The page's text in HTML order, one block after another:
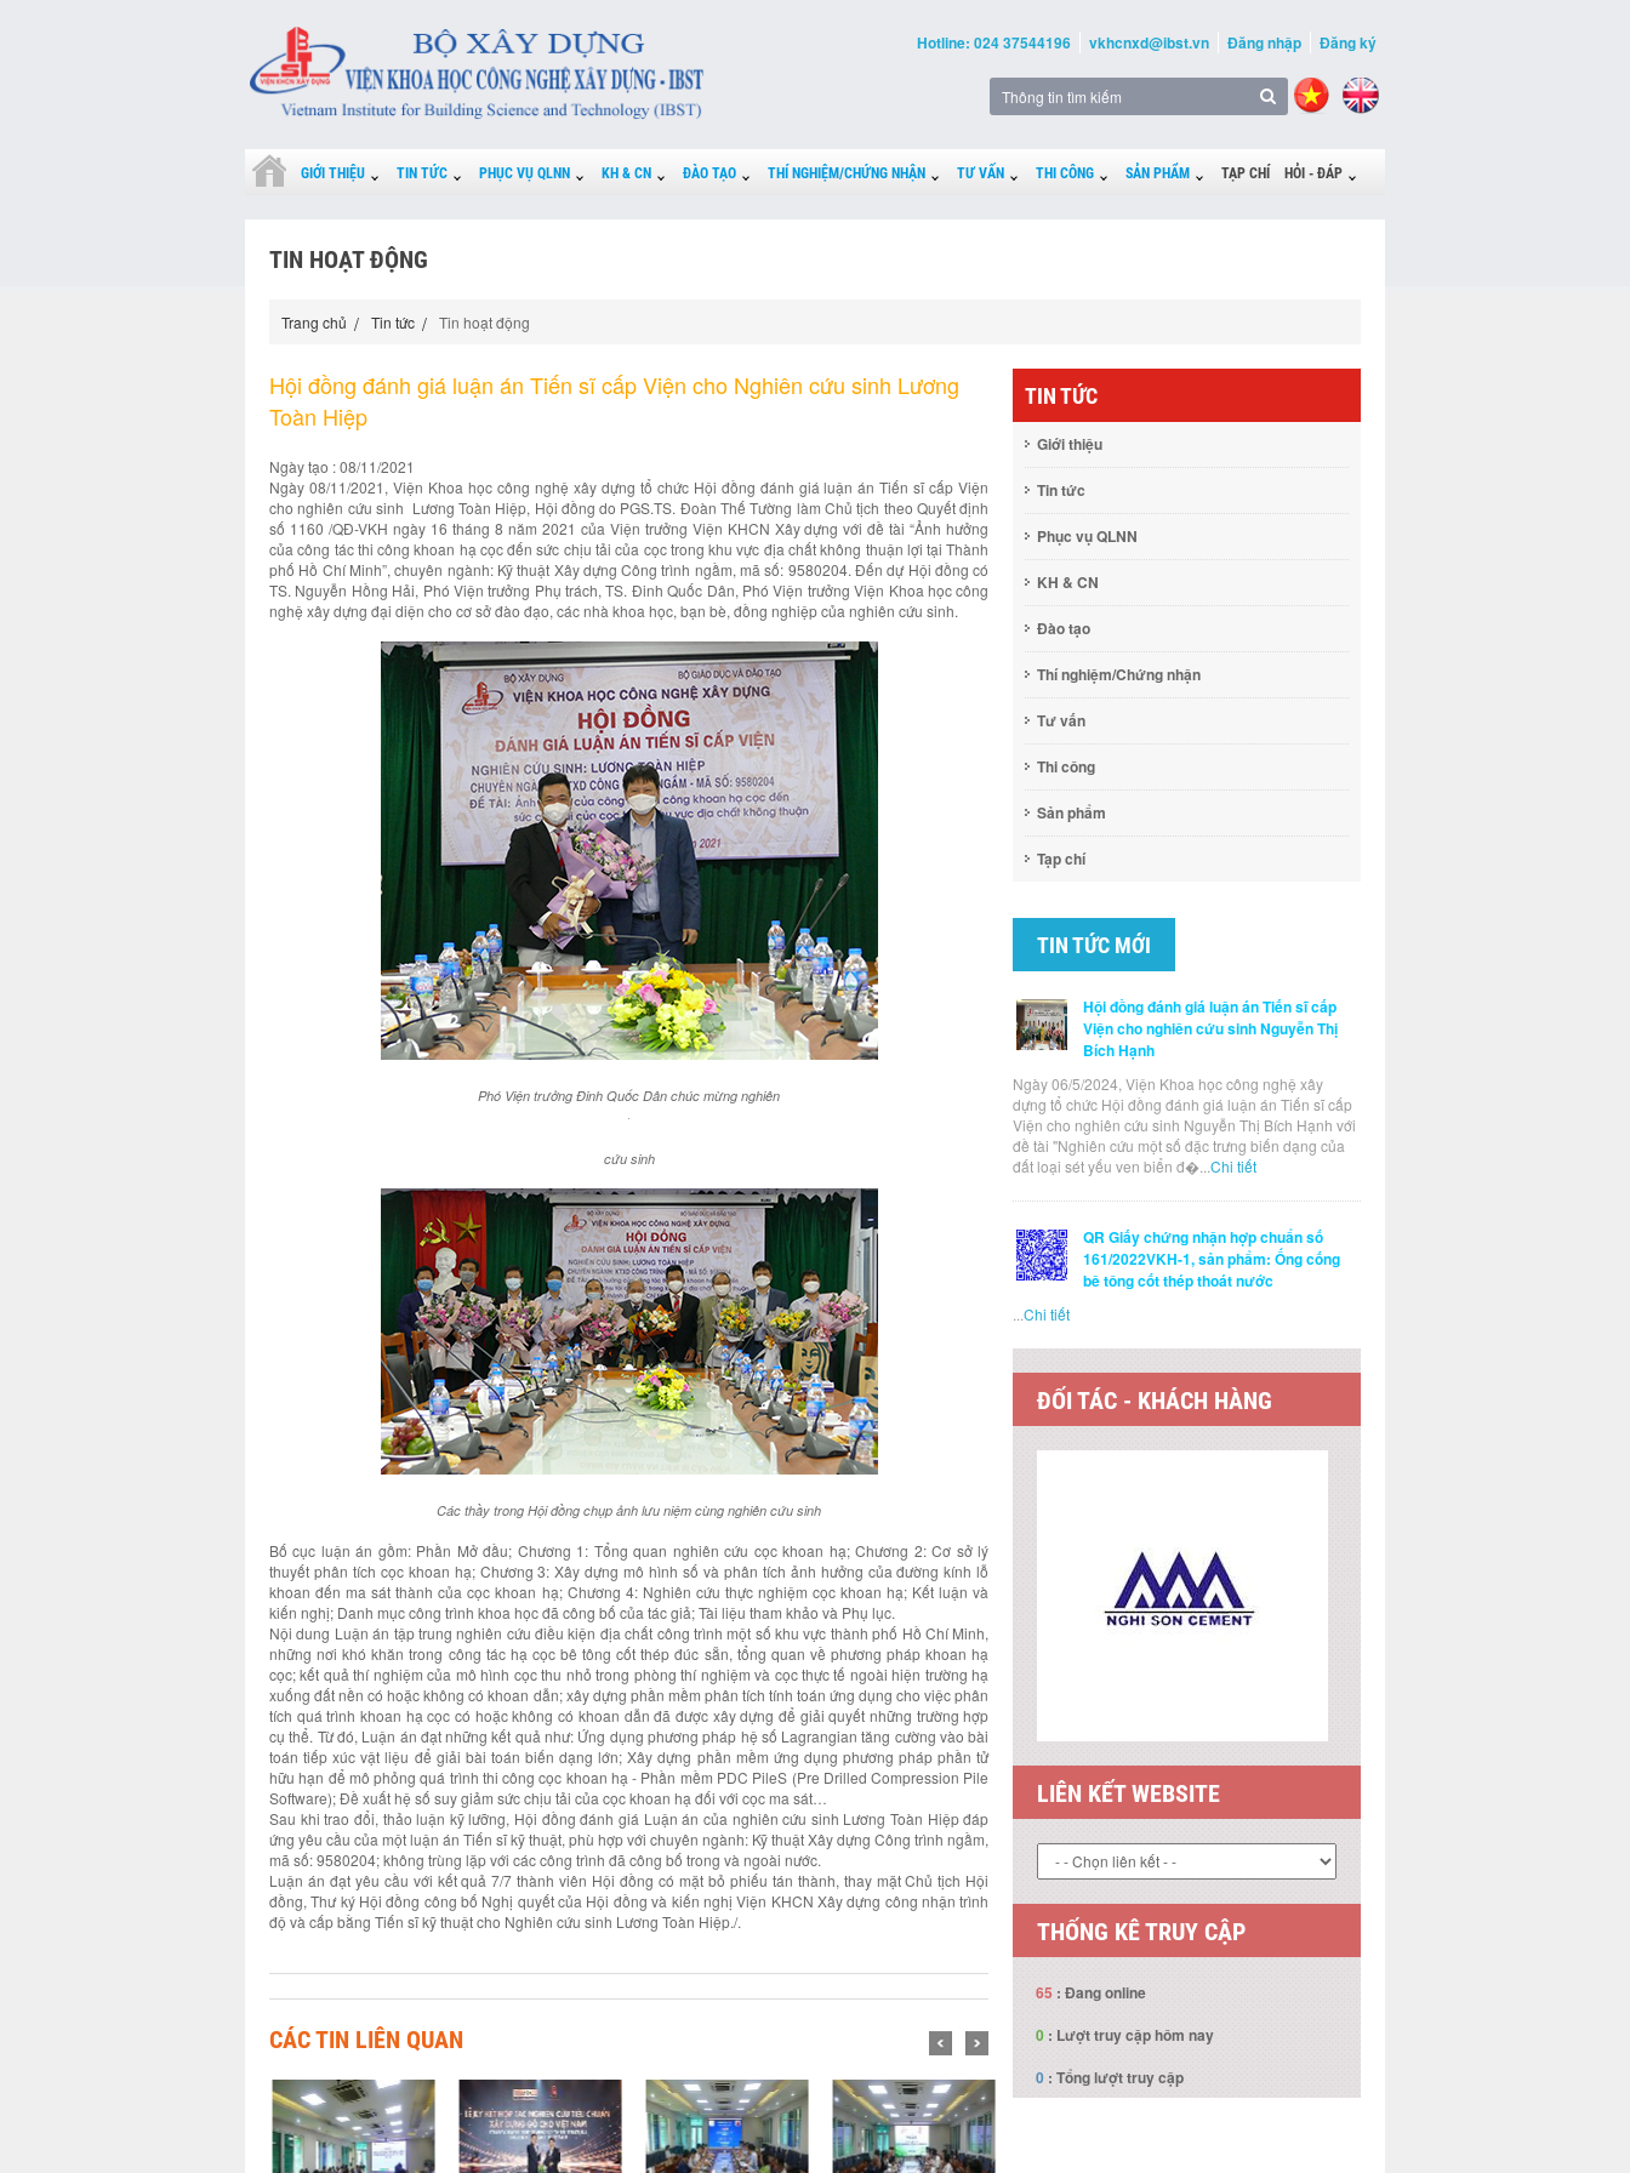
Hotline: 024 37544196 vkhcnxd@ibst.vn Đăng nhập Đăng ký
GIỚI THIỆU TIN TỨC PHỤC VỤ QLNN KH & CN ĐÀO TẠO THÍ NGHIỆM/CHỨNG NHẬN TƯ VẤN THI CÔNG SẢN PHẨM TẠP CHÍ HỎI - ĐÁP
TIN HOẠT ĐỘNG
Trang chủ Tin tức Tin hoạt động
Hội đồng đánh giá luận án Tiến sĩ cấp Viện cho Nghiên cứu sinh Lương
Toàn Hiệp
Ngày tạo : 08/11/2021
Ngày 08/11/2021, Viện Khoa học công nghệ xây dựng tổ chức Hội đồng đánh giá luận án Tiến sĩ cấp Viện
cho nghiên cứu sinh Lương Toàn Hiệp, Hội đồng do PGS.TS. Đoàn Thế Tường làm Chủ tịch theo Quyết định
số 1160 /QĐ-VKH ngày 16 tháng 8 năm 2021 của Viện trưởng Viện KHCN Xây dựng với đề tài “Ảnh hưởng
của công tác thi công khoan hạ cọc đến sức chịu tải của cọc trong khu vực địa chất không thuận lợi tại Thành
phố Hồ Chí Minh”, chuyên ngành: Kỹ thuật Xây dựng Công trình ngầm, mã số: 9580204. Đến dự Hội đồng có
TS. Nguyễn Hồng Hải, Phó Viện trưởng Phụ trách, TS. Đinh Quốc Dân, Phó Viện trưởng Viện Khoa học công
nghệ xây dựng đại diện cho cơ sở đào đạo, các nhà khoa học, bạn bè, đồng nghiệp của nghiên cứu sinh.
Phó Viện trưởng Đinh Quốc Dân chúc mừng nghiên
cứu sinh
Các thầy trong Hội đồng chụp ảnh lưu niệm cùng nghiên cứu sinh
Bố cục luận án gồm: Phần Mở đầu; Chương 1: Tổng quan nghiên cứu cọc khoan hạ; Chương 2: Cơ sở lý
thuyết phân tích cọc khoan hạ; Chương 3: Xây dựng mô hình số và phân tích ảnh hưởng của đường kính lỗ
khoan đến ma sát thành của cọc khoan hạ; Chương 4: Nghiên cứu thực nghiệm cọc khoan hạ; Kết luận và
kiến nghị; Danh mục công trình khoa học đã công bố của tác giả; Tài liệu tham khảo và Phụ lục.
Nội dung Luận án tập trung nghiên cứu điều kiện địa chất công trình một số khu vực thành phố Hồ Chí Minh,
những nơi khó khăn trong công tác hạ cọc bê tông cốt thép đúc sẵn, tổng quan về phương pháp khoan hạ
cọc; kết quả thí nghiệm của mô hình cọc thu nhỏ trong phòng thí nghiệm và cọc thực tế ngoài hiện trường hạ
xuống đất nền có hoặc không có khoan dẫn; xây dựng phần mềm phân tích tính toán ứng dụng cho việc phân
tích quá trình khoan hạ cọc có hoặc không có khoan dẫn đã được xây dựng để giải quyết những trường hợp
cụ thể. Từ đó, Luận án đạt những kết quả như: Ứng dụng phương pháp hệ số Lagrangian tăng cường vào bài
toán tiếp xúc vật liệu để giải bài toán biến dạng lớn; Xây dựng phần mềm ứng dụng phương pháp phần tử
hữu hạn để mô phỏng quá trình thi công cọc khoan hạ - Phần mềm PDC PileS (Pre Drilled Compression Pile
Software); Đề xuất hệ số suy giảm sức chịu tải của cọc khoan hạ đối với cọc ma sát…
Sau khi trao đổi, thảo luận kỹ lưỡng, Hội đồng đánh giá Luận án của nghiên cứu sinh Lương Toàn Hiệp đáp
ứng yêu cầu của một luận án Tiến sĩ kỹ thuật, phù hợp với chuyên ngành: Kỹ thuật Xây dựng Công trình ngầm,
mã số: 9580204; không trùng lặp với các công trình đã công bố trong và ngoài nước.
Luận án đạt yêu cầu với kết quả 7/7 thành viên Hội đồng có mặt bỏ phiếu tán thành, thay mặt Chủ tịch Hội
đồng, Thư ký Hội đồng công bố Nghị quyết của Hội đồng và kiến nghị Viện KHCN Xây dựng công nhận trình
độ và cấp bằng Tiến sĩ kỹ thuật cho Nghiên cứu sinh Lương Toàn Hiệp./.
CÁC TIN LIÊN QUAN
TIN TỨC
Giới thiệu
Tin tức
Phục vụ QLNN
KH & CN
Đào tạo
Thí nghiệm/Chứng nhận
Tư vấn
Thi công
Sản phẩm
Tạp chí
TIN TỨC MỚI
Hội đồng đánh giá luận án Tiến sĩ cấp
Viện cho nghiên cứu sinh Nguyễn Thị
Bích Hạnh
Ngày 06/5/2024, Viện Khoa học công nghệ xây
dựng tổ chức Hội đồng đánh giá luận án Tiến sĩ cấp
Viện cho nghiên cứu sinh Nguyễn Thị Bích Hạnh với
đề tài "Nghiên cứu một số đặc trưng biến dạng của
đất loại sét yếu ven biển đ�...Chi tiết
QR Giấy chứng nhận hợp chuẩn số
161/2022VKH-1, sản phẩm: Ống cống
bê tông cốt thép thoát nước
...Chi tiết
ĐỐI TÁC - KHÁCH HÀNG
LIÊN KẾT WEBSITE
THỐNG KÊ TRUY CẬP
65 : Đang online
0 : Lượt truy cập hôm nay
0 : Tổng lượt truy cập